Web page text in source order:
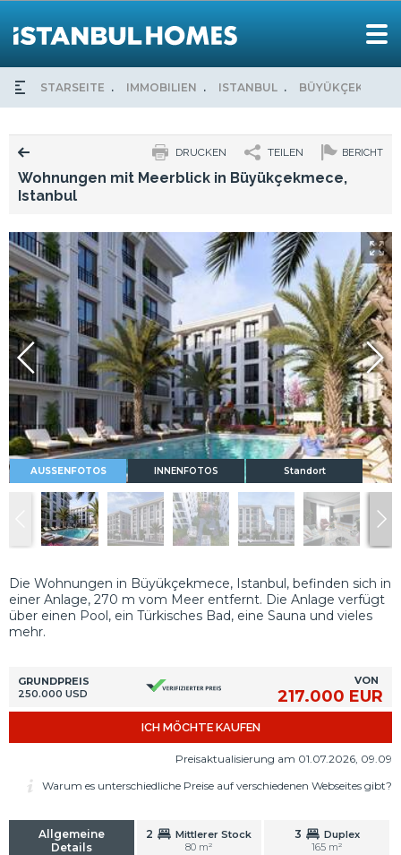
STARSEITE IMMOBILIEN ISTANBUL BÜYÜKÇEKMECE
BERICHT
TEILEN
DRUCKEN
Wohnungen mit Meerblick in Büyükçekmece,
Istanbul
AUSSENFOTOS INNENFOTOS Standort
Die Wohnungen in Büyükçekmece, Istanbul, befinden sich in
einer Anlage, 270 m vom Meer entfernt. Die Anlage verfügt
über einen Pool, ein Türkisches Bad, eine Sauna und vieles
mehr.
GRUNDPREIS
250.000 USD
VON
217.000 EUR
ICH MÖCHTE KAUFEN
Preisaktualisierung am 01.07.2026, 09.09
Warum es unterschiedliche Preise auf verschiedenen Webseites gibt?
Allgemeine
Details
2
Mittlerer Stock
80 m²
3
Duplex
165 m²